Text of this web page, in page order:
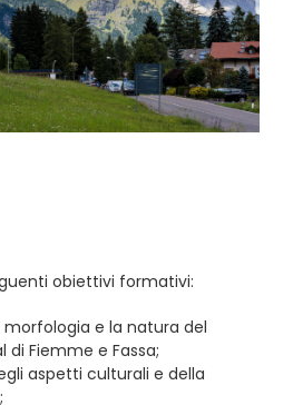
obiettivi formativi:
e la natura del
di Fiemme e Fassa;
aspetti culturali e della